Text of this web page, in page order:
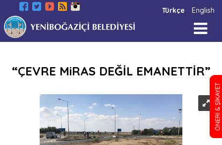
Türkçe English
“ÇEVRE MiRAS DEĞİL EMANETTİR”
ÖNERİ & ŞİKAYET